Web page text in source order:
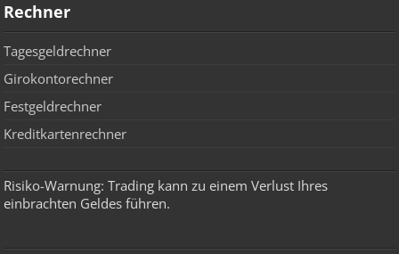
Rechner
Tagesgeldrechner
Girokontorechner
Festgeldrechner
Kreditkartenrechner
Risiko-Warnung: Trading kann zu einem Verlust Ihres
einbrachten Geldes führen.